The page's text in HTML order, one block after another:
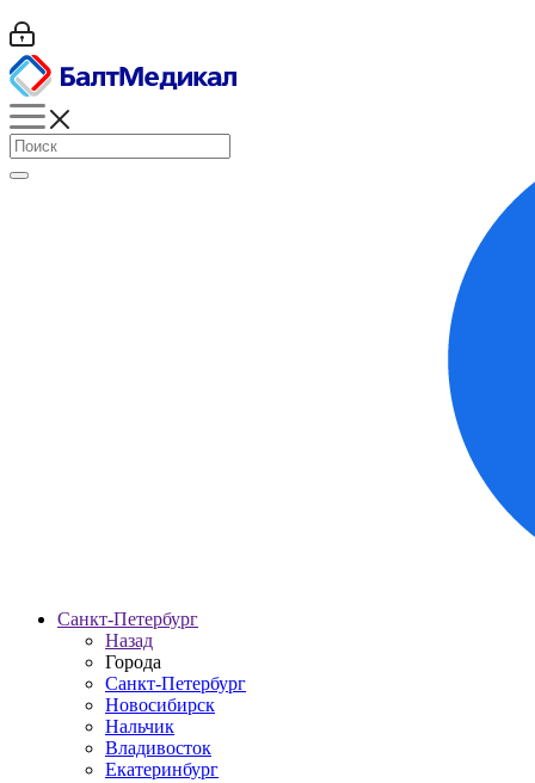
Санкт-Петербург
Назад
Города
Санкт-Петербург
Новосибирск
Нальчик
Владивосток
Екатеринбург